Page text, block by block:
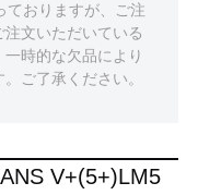
ておりますが、ご注
文いただいている
時的な欠品により
ご了承ください。
V+(5+)LM5